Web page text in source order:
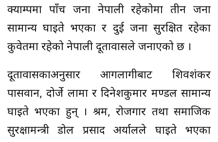
क्याम्पमा पाँच जना नेपाली रहेकोमा तीन जना
सामान्य घाइते भएका र दुई जना सुरक्षित रहेका
कुवेतमा रहेको नेपाली दूतावासले जनाएको छ ।
दूतावासकाअनुसार आगलागीबाट शिवशंकर
पासवान, दोर्जे लामा र दिनेशकुमार मण्डल सामान्य
घाइते भएका हुन् । श्रम, रोजगार तथा समाजिक
सुरक्षामन्त्री डोल प्रसाद अर्यालले घाइते भएका